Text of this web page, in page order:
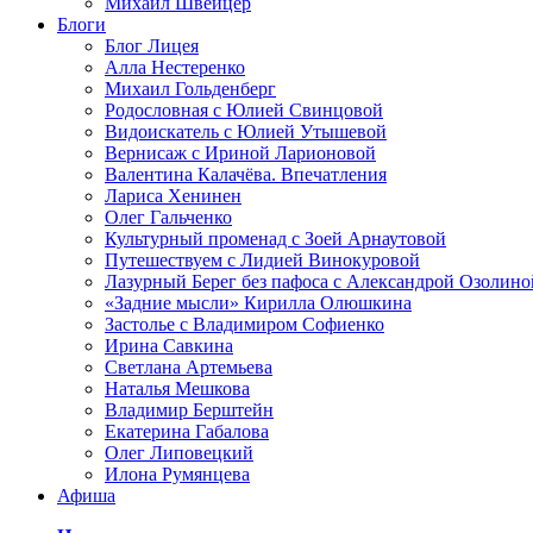
Блоги
Блог Лицея
Алла Нестеренко
Михаил Гольденберг
Родословная с Юлией Свинцовой
Видоискатель с Юлией Утышевой
Вернисаж с Ириной Ларионовой
Валентина Калачёва. Впечатления
Лариса Хенинен
Олег Гальченко
Культурный променад с Зоей Арнаутовой
Путешествуем с Лидией Винокуровой
Лазурный Берег без пафоса с Александрой
«Задние мысли» Кирилла Олюшкина
Застолье с Владимиром Софиенко
Ирина Савкина
Светлана Артемьева
Наталья Мешкова
Владимир Берштейн
Екатерина Габалова
Олег Липовецкий
Илона Румянцева
Афиша